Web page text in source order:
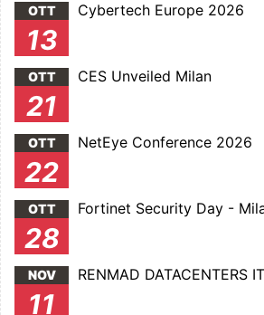
OTT
13
Cybertech Europe 2026
OTT
21
CES Unveiled Milan
OTT
22
NetEye Conference 2026
OTT
28
Fortinet Security Day -
NOV
11
RENMAD DATACENTERS